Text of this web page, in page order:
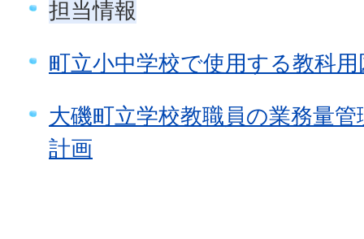
担当情報
町立小中学校で使用する教科
大磯町立学校教職員の業務量
計画